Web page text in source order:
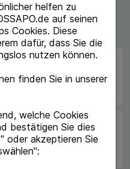
helfen zu
auf seinen
Cookies. Diese
dafür, dass Sie die
nutzen können.
finden Sie in unserer
welche Cookies
bestätigen Sie dies
oder akzeptieren Sie